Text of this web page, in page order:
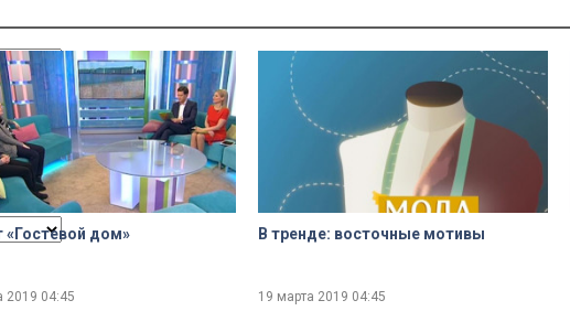
«Гостевой дом»
2019 04:45
В тренде: восточные мотивы
19 марта 2019 04:45